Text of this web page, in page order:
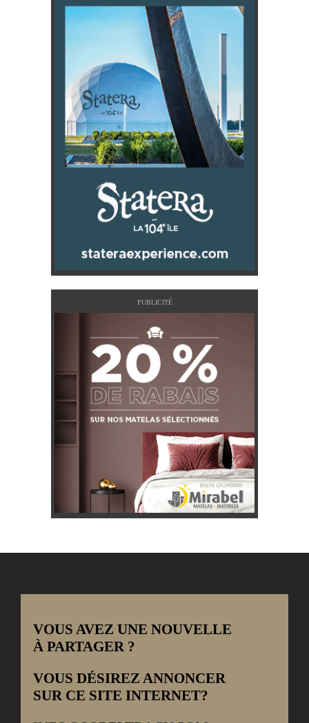
PUBLICITÉ
VOUS AVEZ UNE NOUVELLE
À PARTAGER ?
VOUS DÉSIREZ ANNONCER
SUR CE SITE INTERNET?